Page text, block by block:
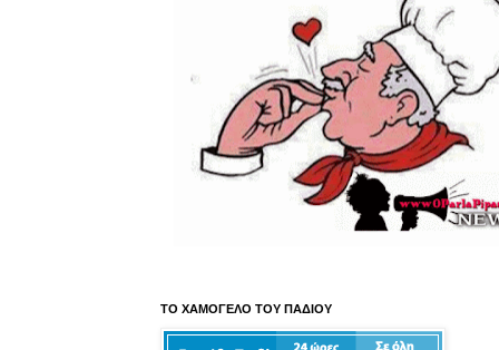
ΤΟ ΧΑΜΟΓΕΛΟ ΤΟΥ ΠΑΔΙΟΥ